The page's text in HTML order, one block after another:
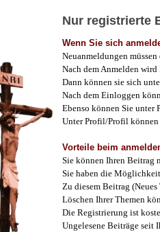
Nur registrierte
Wenn Sie sich
Neuanmeldungen
Nach dem Anmelden wird
Dann können sie sich
Nach dem Einloggen
Ebenso können Sie unter
Unter Profil/Profil können
Vorteile beim
Sie können Ihren Beitrag
Sie haben die Möglichkeit
Zu diesem Beitrag
Löschen Ihrer Themen
Die Registrierung ist
Ungelesene Beiträge seit